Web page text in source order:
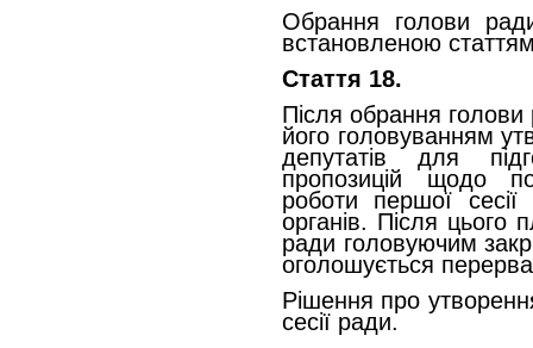
Обрання голови
встановленою
Стаття 18.
Після обрання голови
його головуванням
депутатів для
пропозицій щодо
роботи першої
органів. Після цього
ради головуючим
оголошується
Рішення про
сесії ради.